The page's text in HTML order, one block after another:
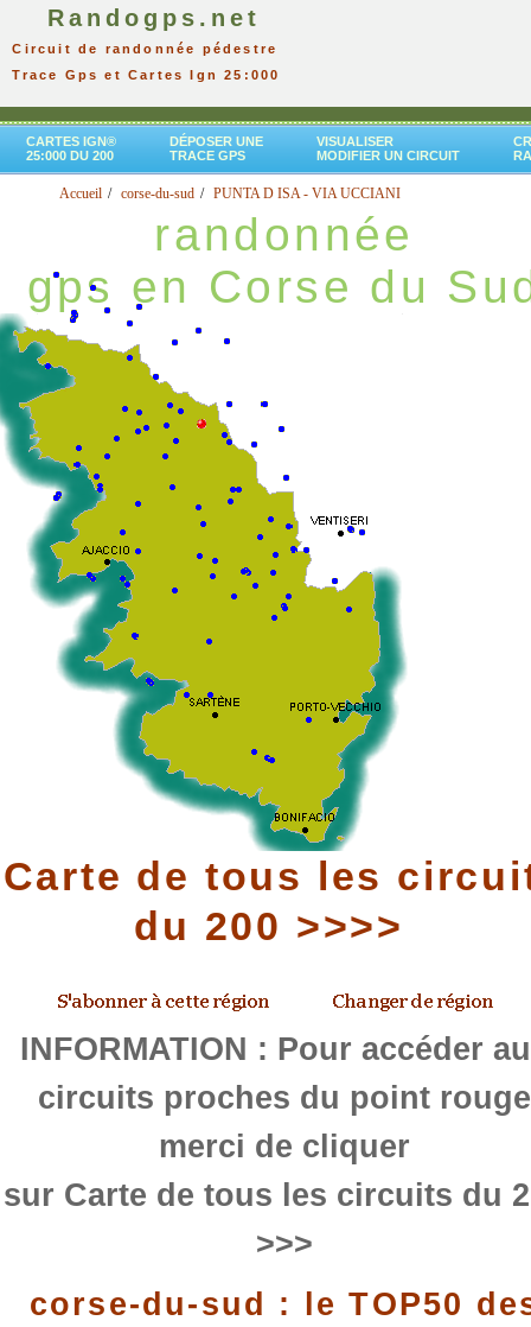
Randogps.net
Circuit de randonnée pédestre
Trace Gps et Cartes Ign 25:000
CARTES IGN®
25:000 DU 200
DÉPOSER UNE
TRACE GPS
VISUALISER
MODIFIER UN CIRCUIT
Accueil corse-du-sud PUNTA D ISA - VIA UCCIANI
randonnée
gps en Corse du
Carte de tous les
du 200 >>>>
INFORMATION : Pour accéder
circuits proches du point rouge
merci de cliquer
sur Carte de tous les circuits du
>>>
corse-du-sud : le TOP50